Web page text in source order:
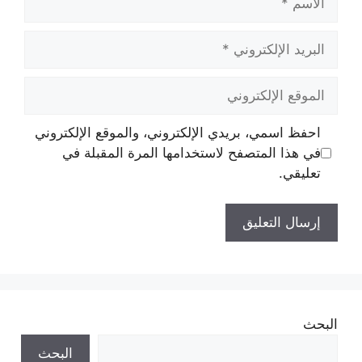
الإلكتروني
الإلكتروني
احفظ اسمي، بريدي الإلكتروني، والموقع الإلكتروني
في هذا المتصفح لاستخدامها المرة المقبلة في
تعليقي.
البحث
البحث